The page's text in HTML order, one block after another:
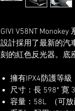
GIVI V58NT
設計採用了最新的汽
刻的紅色反光器。底
擁有IPX4防護等
尺寸：長 598* 寛
容量：58L （可放